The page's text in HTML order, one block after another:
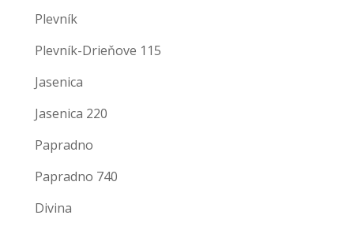
Plevník
Plevník-Drieňove 115
Jasenica
Jasenica 220
Papradno
Papradno 740
Divina